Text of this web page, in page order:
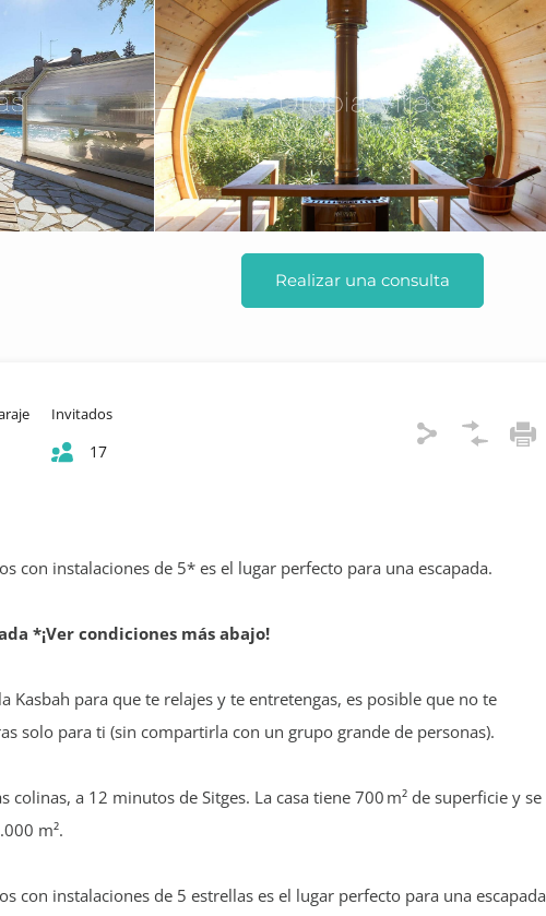
Realizar una consulta
Invitados
17
con instalaciones de 5* es el lugar perfecto para una escapada.
*¡Ver condiciones más abajo!
Kasbah para que te relajes y te entretengas, es posible que no te
solo para ti (sin compartirla con un grupo grande de personas).
colinas, a 12 minutos de Sitges. La casa tiene 700 m² de superficie y se
m².
con instalaciones de 5 estrellas es el lugar perfecto para una escapada